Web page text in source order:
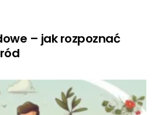
– jak rozpoznać